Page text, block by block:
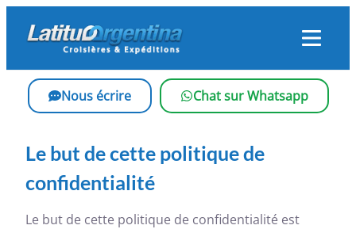
Nous écrire Chat sur Whatsapp
Le but de cette politique de
confidentialité
Le but de cette politique de confidentialité est